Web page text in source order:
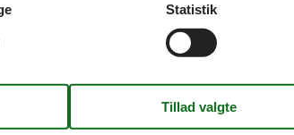
Hårtørrer
Statistik